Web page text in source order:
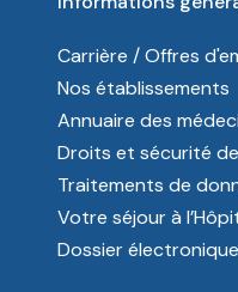
Carrière / Offres
Nos établissements
Annuaire des
Droits et sécurité
Traitements de
Votre séjour à
Dossier